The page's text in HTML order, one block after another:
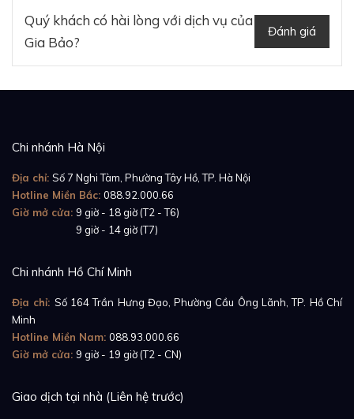
Quý khách có hài lòng với dịch vụ của
Gia Bảo?
Đánh giá
Chi nhánh Hà Nội
Địa chỉ: Số 7 Nghi Tàm, Phường Tây Hồ, TP. Hà Nội
Hotline Miền Bắc: 088.92.000.66
Giờ mở cửa: 9 giờ - 18 giờ (T2 - T6)
9 giờ - 14 giờ (T7)
Chi nhánh Hồ Chí Minh
Địa chỉ: Số 164 Trần Hưng Đạo, Phường Cầu Ông Lãnh, TP. Hồ Chí
Minh
Hotline Miền Nam: 088.93.000.66
Giờ mở cửa: 9 giờ - 19 giờ (T2 - CN)
Giao dịch tại nhà (Liên hệ trước)